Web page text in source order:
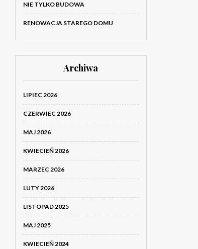
NIE TYLKO BUDOWA
RENOWACJA STAREGO DOMU
Archiwa
LIPIEC 2026
CZERWIEC 2026
MAJ 2026
KWIECIEŃ 2026
MARZEC 2026
LUTY 2026
LISTOPAD 2025
MAJ 2025
KWIECIEŃ 2024